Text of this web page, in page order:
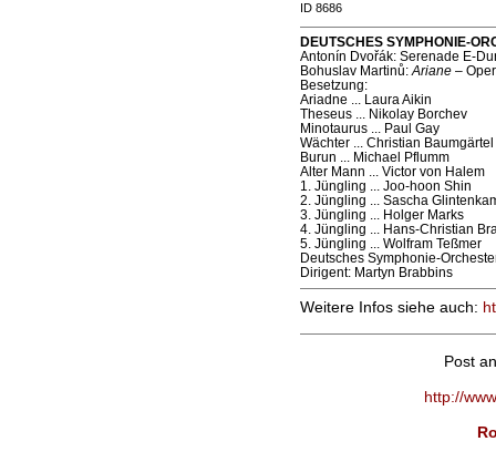
ID 8686
DEUTSCHES SYMPHONIE-
Antonín Dvořák: Serenade E-
Bohuslav Martinů: Ariane– Oper
Besetzung:
Ariadne ... Laura Aikin
Theseus ... Nikolay Borchev
Minotaurus ... Paul Gay
Wächter ... Christian Baumgärtel
Burun ... Michael Pflumm
Alter Mann ... Victor von Halem
1. Jüngling ... Joo-hoon Shin
2. Jüngling ... Sascha
3. Jüngling ... Holger Marks
4. Jüngling ... Hans-Christian
5. Jüngling ... Wolfram Teßmer
Deutsches Symphonie-
Dirigent: Martyn Brabbins
Weitere Infos siehe auch:
Post
http://